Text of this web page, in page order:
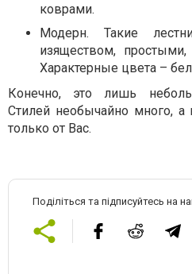
коврами.
Модерн. Такие
изяществом,
Характерные цвета –
Конечно, это лишь
Стилей необычайно много, а
только от Вас.
Поділіться та підписуйтесь на